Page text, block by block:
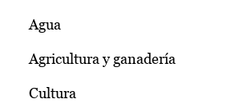
Agua
Agricultura y ganadería
Cultura